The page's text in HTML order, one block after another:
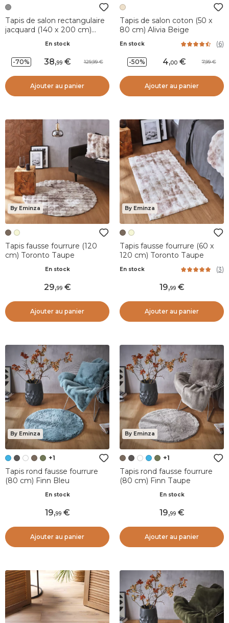
Tapis de salon rectangulaire
jacquard (140 x 200 cm)
En stock
-70% 38,99 129,99
Ajouter au panier
Tapis de salon coton (50 x
80 cm) Alivia Beige
En stock (6)
-50% 4,00 7,99
Ajouter au panier
By Eminza
Tapis fausse fourrure (120
cm) Toronto Taupe
En stock
29,99
Ajouter au panier
By Eminza
Tapis fausse fourrure (60 x
120 cm) Toronto Taupe
En stock (3)
19,99
Ajouter au panier
By Eminza
+1
Tapis rond fausse fourrure
(80 cm) Finn Bleu
En stock
19,99
Ajouter au panier
By Eminza
+1
Tapis rond fausse fourrure
(80 cm) Finn Taupe
En stock
19,99
Ajouter au panier